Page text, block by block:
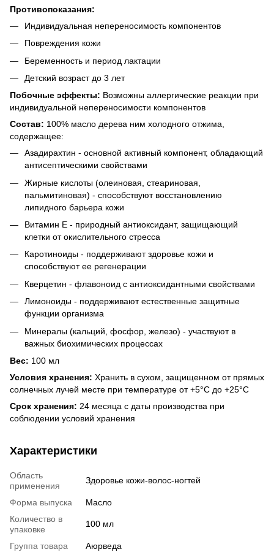
Противопоказания:
Индивидуальная непереносимость компонентов
Повреждения кожи
Беременность и период лактации
Детский возраст до 3 лет
Побочные эффекты: Возможны аллергические реакции при
индивидуальной непереносимости компонентов
Состав: 100% масло дерева ним холодного отжима,
содержащее:
Азадирахтин - основной активный компонент, обладающий
антисептическими свойствами
Жирные кислоты (олеиновая, стеариновая,
пальмитиновая) - способствуют восстановлению
липидного барьера кожи
Витамин Е - природный антиоксидант, защищающий
клетки от окислительного стресса
Каротиноиды - поддерживают здоровье кожи и
способствуют ее регенерации
Кверцетин - флавоноид с антиоксидантными свойствами
Лимоноиды - поддерживают естественные защитные
функции организма
Минералы (кальций, фосфор, железо) - участвуют в
важных биохимических процессах
Вес: 100 мл
Условия хранения: Хранить в сухом, защищенном от прямых
солнечных лучей месте при температуре от +5°С до +25°С
Срок хранения: 24 месяца с даты производства при
соблюдении условий хранения
Характеристики
Область
применения
Здоровье кожи-волос-ногтей
Форма выпуска
Масло
Количество в
упаковке
100 мл
Группа товара
Аюрведа